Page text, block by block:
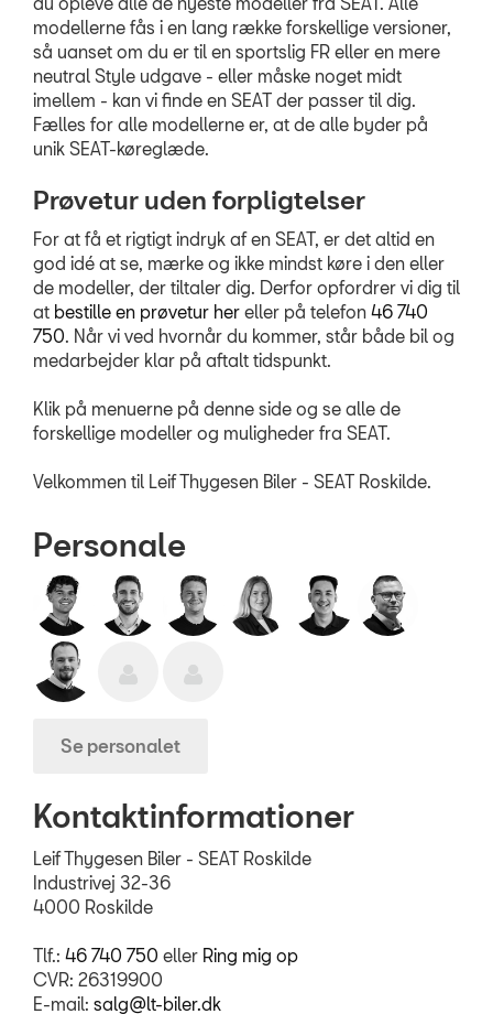
BRUGTE BILER
VÆRKSTED
SKADECENTER
RESERVEDELE
NYHEDER
RING MIG OP
JOB OG KARRIERE
modellerne fås i en lang række forskellige versioner,
så uanset om du er til en sportslig FR eller en mere
neutral Style udgave - eller måske noget midt
imellem - kan vi finde en SEAT der passer til dig.
Fælles for alle modellerne er, at de alle byder på
unik SEAT-køreglæde.
Prøvetur uden forpligtelser
For at få et rigtigt indryk af en SEAT, er det altid en
god idé at se, mærke og ikke mindst køre i den eller
de modeller, der tiltaler dig. Derfor opfordrer vi dig til
at bestille en prøvetur her eller på telefon 46 740
750. Når vi ved hvornår du kommer, står både bil og
medarbejder klar på aftalt tidspunkt.
Klik på menuerne på denne side og se alle de
forskellige modeller og muligheder fra SEAT.
Velkommen til Leif Thygesen Biler - SEAT Roskilde.
Personale
Se personalet
Kontaktinformationer
Leif Thygesen Biler - SEAT Roskilde
Industrivej 32-36
4000 Roskilde
Tlf.: 46 740 750 eller Ring mig op
CVR: 26319900
E-mail: salg@lt-biler.dk